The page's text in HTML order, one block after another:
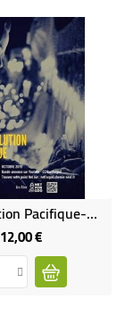
La Révolution Pacifique-Allemagne, 1989
12,00 €Prix